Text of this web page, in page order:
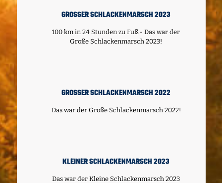
GROSSER SCHLACKENMARSCH 2023
100 km in 24 Stunden zu Fuß - Das war der
Große Schlackenmarsch 2023!
GROSSER SCHLACKENMARSCH 2022
Das war der Große Schlackenmarsch 2022!
KLEINER SCHLACKENMARSCH 2023
Das war der Kleine Schlackenmarsch 2023